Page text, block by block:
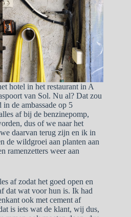
hotel in het restaurant in A
van Sol. Nu al? Dat zou
de ambassade op 5
af bij de benzinepomp,
dus of we naar het
daarvan terug zijn en ik in
de wildgroei aan planten aan
ramenzetters weer aan
af zodat het goed open en
dat wat voor hun is. Ik had
ook met cement af
is iets wat de klant, wij dus,